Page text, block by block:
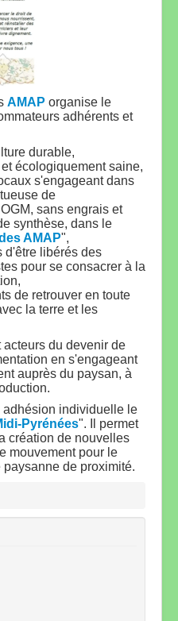
AMAP organise le
adhérents et
durable,
écologiquement saine,
s'engageant dans
de
sans engrais et
synthèse, dans le
AMAP",
d'être libérés des
pour se consacrer à la
de retrouver en toute
la terre et les
du devenir de
en s'engageant
auprès du paysan, à
.
adhésion individuelle le
Pyrénées".
Il permet
création de nouvelles
mouvement pour le
paysanne de proximité.